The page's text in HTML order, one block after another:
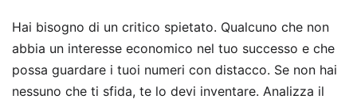
Hai bisogno di un critico spietato. Qualcuno che non
abbia un interesse economico nel tuo successo e che
possa guardare i tuoi numeri con distacco. Se non hai
nessuno che ti sfida, te lo devi inventare. Analizza il